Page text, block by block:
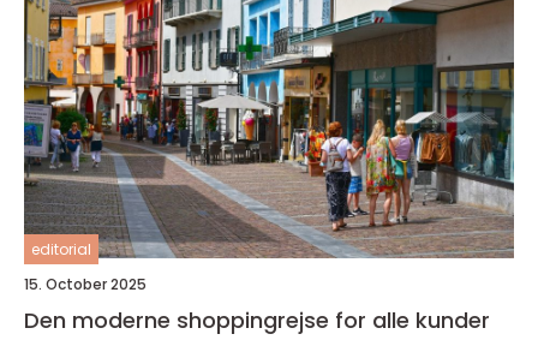
editorial
15. October 2025
Den moderne shoppingrejse for alle kunder